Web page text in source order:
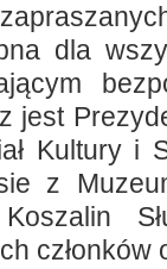
dla
jest
Kultury i
z
Koszalin